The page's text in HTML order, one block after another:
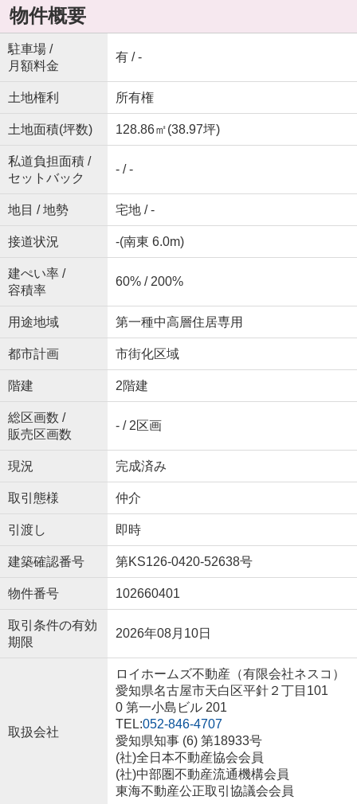
物件概要
駐車場 /
月額料金
有 / -
土地権利 所有権
土地面積(坪数) 128.86㎡(38.97坪)
私道負担面積 /
セットバック
- / -
地目 / 地勢 宅地 / -
接道状況 -(南東 6.0m)
建ぺい率 /
容積率
60% / 200%
用途地域 第一種中高層住居専用
都市計画 市街化区域
階建 2階建
総区画数 /
販売区画数
- / 2区画
現況 完成済み
取引態様 仲介
引渡し 即時
建築確認番号 第KS126-0420-52638号
物件番号 102660401
取引条件の有効
期限
2026年08月10日
取扱会社
ロイホームズ不動産（有限会社ネスコ）
愛知県名古屋市天白区平針２丁目101
0 第一小島ビル 201
TEL:052-846-4707
愛知県知事 (6) 第18933号
(社)全日本不動産協会会員
(社)中部圏不動産流通機構会員
東海不動産公正取引協議会会員